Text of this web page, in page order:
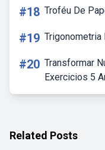
#18 Troféu De
#19 Trigonometria
#20 Transformar
Exercicios 5
Related Posts